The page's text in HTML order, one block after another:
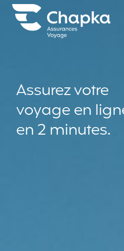
Aller directement au contenu
Chapka
Assurez votre
voyage en
en 2 minutes.